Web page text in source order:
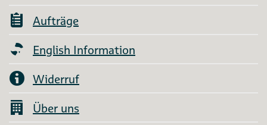
Aufträge
English Information
Widerruf
Über uns